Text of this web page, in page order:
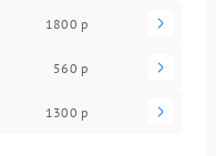
1800 р
560 р
1300 р